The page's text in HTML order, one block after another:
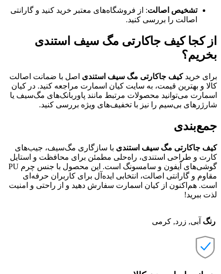
تشخیص اصالت: از فروشگاه‌های معتبر خرید کنید و گارانتی
اصالت را بررسی کنید.
از کجا کیف جاکارتی مگ سیف استندی
بخریم؟
برای خریدکیف جاکارتی مگ سیف استندی اصل با ضمانت اصالت
کالا و بهترین قیمت، به سایت کیان اسمارت مراجعه کنید. در کیان
اسمارت می‌توانید محصولات مرتبط مانند پاوربانک‌های مگ‌سیف یا
شارژرهای بی‌سیم را نیز با تخفیف‌های ویژه بررسی کنید.
جمع‌بندی
کیف جاکارتی مگ سیف استندی با سازگاری مگ‌سیف، جیب‌های
کارت و طراحی استندی، راه‌حلی مطمئن برای محافظت و استایل
گوشی‌های آیفون و سامسونگ است. این محصول با جنس چرم PU
مقاوم و گارانتی اصالت، انتخابی ایده‌آل برای کاربران حرفه‌ای
است. هم‌اکنون از کیان اسمارت سفارش دهید و از راحتی و امنیت
لذت ببرید!
رنگ آبی, زرد, کرمی